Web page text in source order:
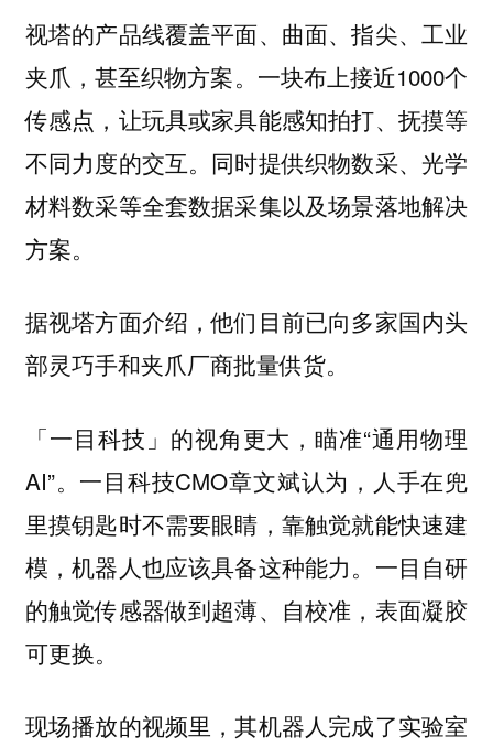
视塔的产品线覆盖平面、曲面、指尖、工业
夹爪，甚至织物方案。一块布上接近1000个
传感点，让玩具或家具能感知拍打、抚摸等
不同力度的交互。同时提供织物数采、光学
材料数采等全套数据采集以及场景落地解决
方案。
据视塔方面介绍，他们目前已向多家国内头
部灵巧手和夹爪厂商批量供货。
「一目科技」 的视角更大，瞄准“通用物理
AI”。一目科技CMO章文斌认为，人手在兜
里摸钥匙时不需要眼睛，靠触觉就能快速建
模，机器人也应该具备这种能力。一目自研
的触觉传感器做到超薄、自校准，表面凝胶
可更换。
现场播放的视频里，其机器人完成了实验室